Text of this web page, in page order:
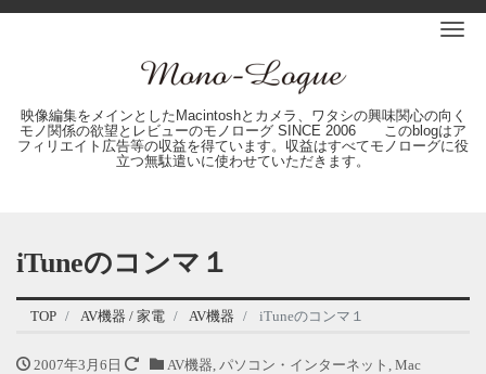
映像編集をメインとしたMacintoshとカメラ、ワタシの興味関心の向く
モノ関係の欲望とレビューのモノローグ SINCE 2006 このblogはア
フィリエイト広告等の収益を得ています。収益はすべてモノローグに役
立つ無駄遣いに使わせていただきます。
iTuneのコンマ１
TOP AV機器 / 家電 AV機器 iTuneのコンマ１
2007年3月6日 AV機器, パソコン・インターネット , Mac